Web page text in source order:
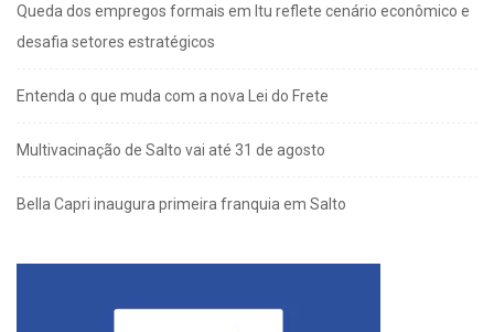
Queda dos empregos formais em Itu reflete cenário econômico e
desafia setores estratégicos
Entenda o que muda com a nova Lei do Frete
Multivacinação de Salto vai até 31 de agosto
Bella Capri inaugura primeira franquia em Salto